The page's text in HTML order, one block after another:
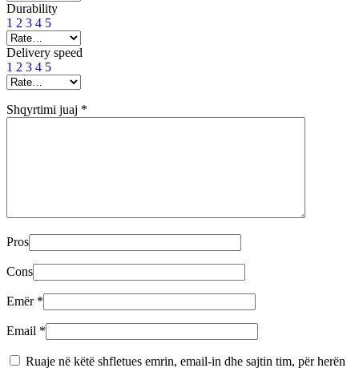
Durability
1 2 3 4 5
Delivery speed
1 2 3 4 5
Shqyrtimi juaj *
Pros
Cons
Emër *
Email *
Ruaje në këtë shfletues emrin, email-in dhe sajtin tim, për herën